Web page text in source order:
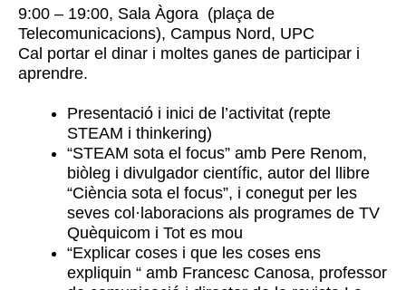
9:00 – 19:00, Sala Àgora (plaça de
Telecomunicacions), Campus Nord, UPC
Cal portar el dinar i moltes ganes de participar i
aprendre.
Presentació i inici de l’activitat (repte
STEAM i thinkering)
“STEAM sota el focus” amb Pere Renom,
biòleg i divulgador científic, autor del llibre
“Ciència sota el focus”, i conegut per les
seves col·laboracions als programes de TV
Quèquicom i Tot es mou
“Explicar coses i que les coses ens
expliquin “ amb Francesc Canosa, professor